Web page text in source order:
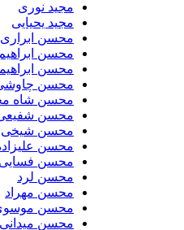
مجید نوری
مجید یحیایی
محسن ابراری
محسن ابراهیم زاده
محسن ابراهیمی
محسن چاوشی
محسن شاه محمدی
محسن شفیعی
محسن شیخی
محسن علیزاده
محسن فسایی
محسن لرد
محسن مهراد
محسن موسوی
محسن میدانی